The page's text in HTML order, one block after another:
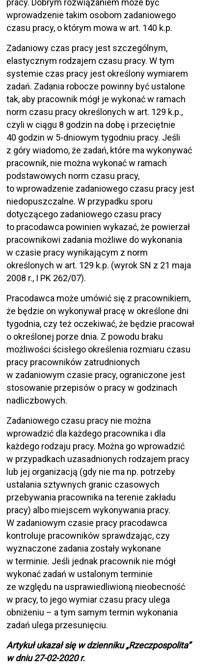
pracy. Dobrym rozwiązaniem może być
wprowadzenie takim osobom zadaniowego
czasu pracy, o którym mowa w art. 140 k.p.
Zadaniowy czas pracy jest szczególnym,
elastycznym rodzajem czasu pracy. W tym
systemie czas pracy jest określony wymiarem
zadań. Zadania robocze powinny być ustalone
tak, aby pracownik mógł je wykonać w ramach
norm czasu pracy określonych w art. 129 k.p.,
czyli w ciągu 8 godzin na dobę i przeciętnie
40 godzin w 5-dniowym tygodniu pracy. Jeśli
z góry wiadomo, że zadań, które ma wykonywać
pracownik, nie można wykonać w ramach
podstawowych norm czasu pracy,
to wprowadzenie zadaniowego czasu pracy jest
niedopuszczalne. W przypadku sporu
dotyczącego zadaniowego czasu pracy
to pracodawca powinien wykazać, że powierzał
pracownikowi zadania możliwe do wykonania
w czasie pracy wynikającym z norm
określonych w art. 129 k.p. (wyrok SN z 21 maja
2008 r., I PK 262/07).
Pracodawca może umówić się z pracownikiem,
że będzie on wykonywał pracę w określone dni
tygodnia, czy też oczekiwać, że będzie pracował
o określonej porze dnia. Z powodu braku
możliwości ścisłego określenia rozmiaru czasu
pracy pracowników zatrudnionych
w zadaniowym czasie pracy, ograniczone jest
stosowanie przepisów o pracy w godzinach
nadliczbowych.
Zadaniowego czasu pracy nie można
wprowadzić dla każdego pracownika i dla
każdego rodzaju pracy. Można go wprowadzić
w przypadkach uzasadnionych rodzajem pracy
lub jej organizacją (gdy nie ma np. potrzeby
ustalania sztywnych granic czasowych
przebywania pracownika na terenie zakładu
pracy) albo miejscem wykonywania pracy.
W zadaniowym czasie pracy pracodawca
kontroluje pracowników sprawdzając, czy
wyznaczone zadania zostały wykonane
w terminie. Jeśli jednak pracownik nie mógł
wykonać zadań w ustalonym terminie
ze względu na usprawiedliwioną nieobecność
w pracy, to jego wymiar czasu pracy ulega
obniżeniu – a tym samym termin wykonania
zadań ulega przesunięciu.
Artykuł ukazał się w dzienniku „Rzeczpospolita”
w dniu 27-02-2020 r.